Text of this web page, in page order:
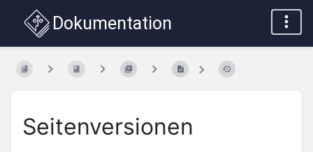
Dokumentation
Seitenversionen